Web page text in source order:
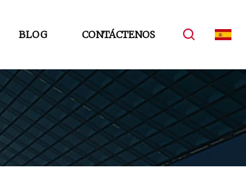
BLOG CONTÁCTENOS